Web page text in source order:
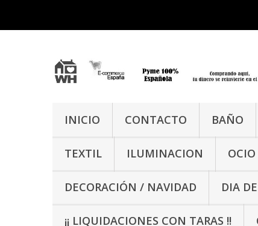
INICIO CONTACTO BAÑO
TEXTIL ILUMINACION
DECORACIÓN / NAVIDAD DIA
¡¡ LIQUIDACIONES CON TARAS !!